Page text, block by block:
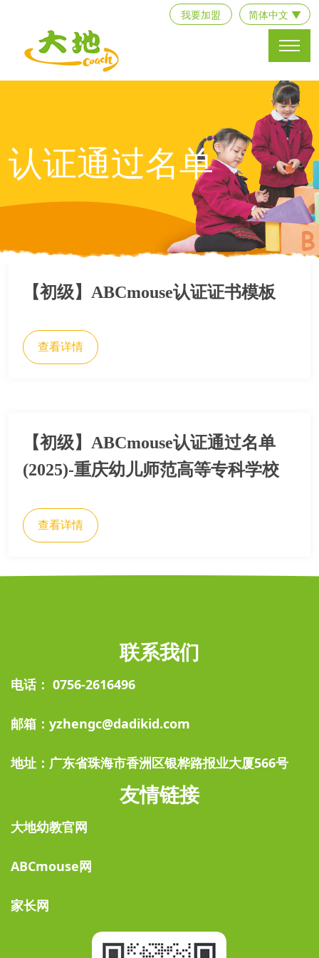
我要加盟 简体中文 ▼
认证通过名单
【初级】ABCmouse认证证书模板
查看详情
【初级】ABCmouse认证通过名单
(2025)-重庆幼儿师范高等专科学校
查看详情
联系我们
电话： 0756-2616496
邮箱：yzhengc@dadikid.com
地址：广东省珠海市香洲区银桦路报业大厦566号
友情链接
大地幼教官网
ABCmouse网
家长网